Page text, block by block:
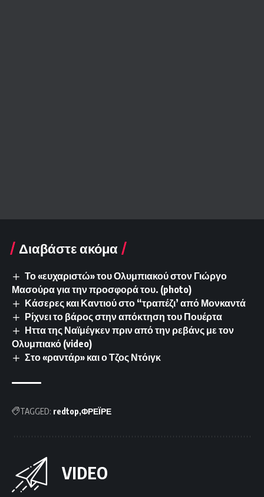
Διαβάστε ακόμα
Το «ευχαριστώ» του Ολυμπιακού στον Γιώργο
Μασούρα για την προσφορά του. (photo)
Κάσερες και Καντιού στο “τραπέζι’ από Μονκαντά
Ρίχνει το βάρος στην απόκτηση του Πουέρτα
Ηττα της Ναϊμέγκεν πριν από την ρεβάνς με τον
Ολυμπιακό (video)
Στο «ραντάρ» και ο Τζος Ντόιγκ
TAGGED: redtop ΦΡΕΪΡΕ
VIDEO